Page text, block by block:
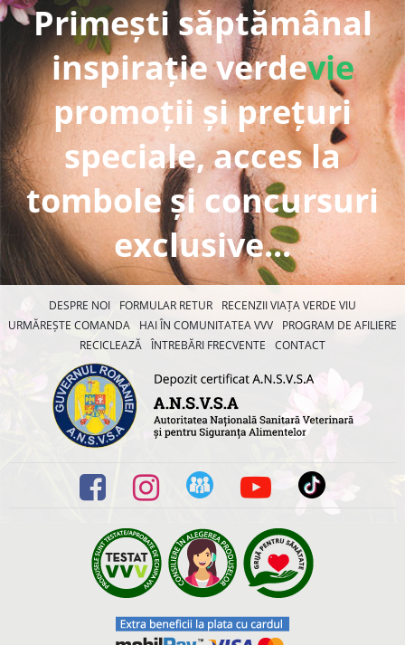
Primești săptămânal
inspirație verdevie
promoții și prețuri
speciale, acces la
tombole și concursuri
exclusive...
DESPRE NOI FORMULAR RETUR
RECENZII VIAȚA VERDE VIU
URMĂREȘTE COMANDA
HAI ÎN COMUNITATEA VVV
PROGRAM DE AFILIERE
RECICLEAZĂ ÎNTREBĂRI FRECVENTE CONTACT